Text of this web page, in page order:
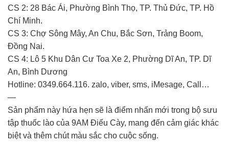
CS 2: 28 Bác Ái, Phường Bình Thọ, TP. Thủ Đức, TP. Hồ
Chí Minh.
CS 3: Chợ Sông Mây, An Chu, Bắc Sơn, Trảng Boom,
Đồng Nai.
CS 4: Lô 5 Khu Dân Cư Toa Xe 2, Phường Dĩ An, TP. Dĩ
An, Bình Dương
Hotline: 0349.664.116. zalo, viber, sms, iMesage, Call…
—
Sản phẩm này hứa hẹn sẽ là điểm nhấn mới trong bộ sưu
tập thuốc lào của 9AM Điếu Cày, mang đến cảm giác khác
biệt và thêm chút màu sắc cho cuộc sống.